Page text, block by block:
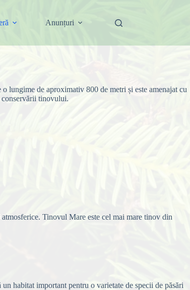
Anunțuri
lungime de aproximativ 800 de metri și este amenajat cu
conservării tinovului.
Tinovul Mare este cel mai mare tinov din
habitat important pentru o varietate de specii de păsări